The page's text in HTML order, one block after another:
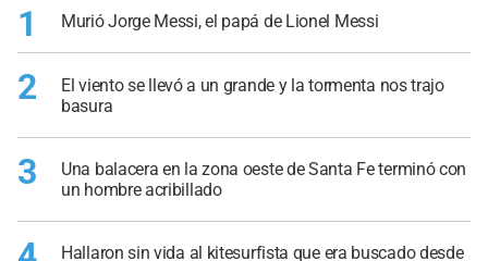
1 Murió Jorge Messi, el papá de Lionel Messi
2
El viento se llevó a un grande y la tormenta nos trajo
basura
3
Una balacera en la zona oeste de Santa Fe terminó con
un hombre acribillado
Hallaron sin vida al kitesurfista que era buscado desde